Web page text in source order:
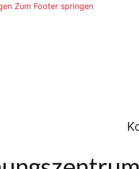
Zum Footer springen